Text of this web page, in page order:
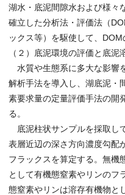
湖水・底泥間隙水および様々
確立した分析法・評価法（
ックス等）を駆使して、DOM
（２）底泥環境の評価と底泥
水質や生態系に多大な影響
解析手法を導入し、湖底泥・
素要求量の定量評価手法の開
る。
底泥柱状サンプルを採取し
表層近辺の深さ方向濃度勾配
フラックスを算定する。無機
として有機態窒素やリンのフ
態窒素やリンは溶存有機物と